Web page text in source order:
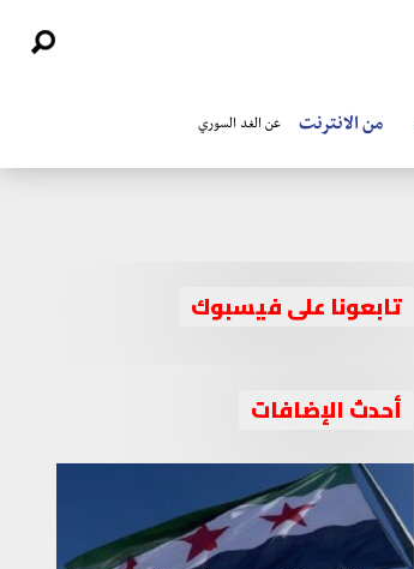
من الانترنت عن الغد السوري
تابعونا على فيسبوك
أحدث الإضافات